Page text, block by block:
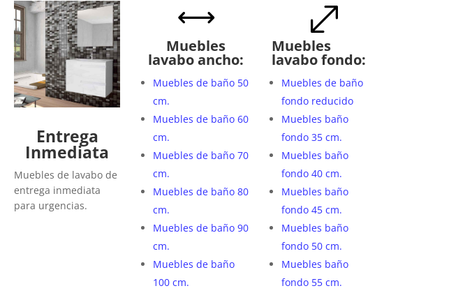
Entrega
Inmediata
Muebles de lavabo de
entrega inmediata
para urgencias.
,
Muebles
lavabo ancho:
Muebles de baño 50
cm.
Muebles de baño 60
cm.
Muebles de baño 70
cm.
Muebles de baño 80
cm.
Muebles de baño 90
cm.
Muebles de baño
100 cm.
.
Muebles
lavabo fondo:
Muebles de baño
fondo reducido
Muebles baño
fondo 35 cm.
Muebles baño
fondo 40 cm.
Muebles baño
fondo 45 cm.
Muebles baño
fondo 50 cm.
Muebles baño
fondo 55 cm.